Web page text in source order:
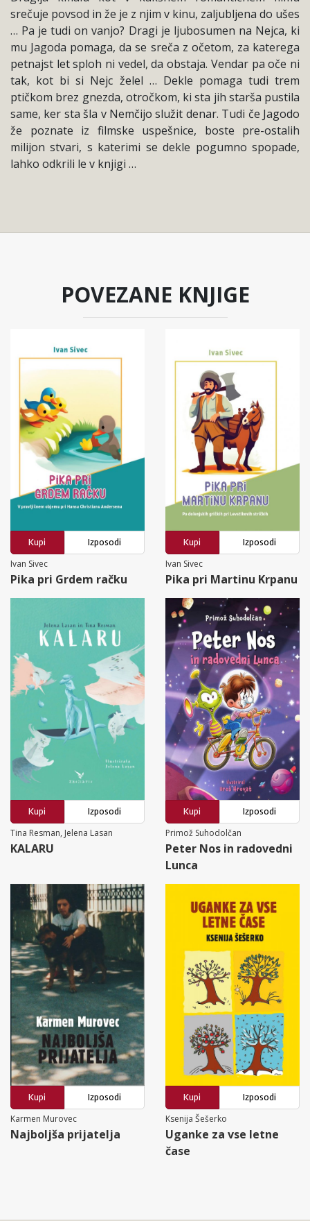
srečuje povsod in že je z njim v kinu, zaljubljena do ušes
… Pa je tudi on vanjo? Dragi je ljubosumen na Nejca, ki
mu Jagoda pomaga, da se sreča z očetom, za katerega
petnajst let sploh ni vedel, da obstaja. Vendar pa oče ni
tak, kot bi si Nejc želel … Dekle pomaga tudi trem
ptičkom brez gnezda, otročkom, ki sta jih starša pustila
same, ker sta šla v Nemčijo služit denar. Tudi če Jagodo
že poznate iz filmske uspešnice, boste pre-ostalih
milijon stvari, s katerimi se dekle pogumno spopade,
lahko odkrili le v knjigi …
POVEZANE KNJIGE
Kupi
Izposodi
Ivan Sivec
Pika pri Grdem račku
Kupi
Izposodi
Ivan Sivec
Pika pri Martinu Krpanu
Kupi
Izposodi
Tina Resman, Jelena Lasan
KALARU
Kupi
Izposodi
Primož Suhodolčan
Peter Nos in radovedni
Lunca
Kupi
Izposodi
Karmen Murovec
Najboljša prijatelja
Kupi
Izposodi
Ksenija Šešerko
Uganke za vse letne
čase